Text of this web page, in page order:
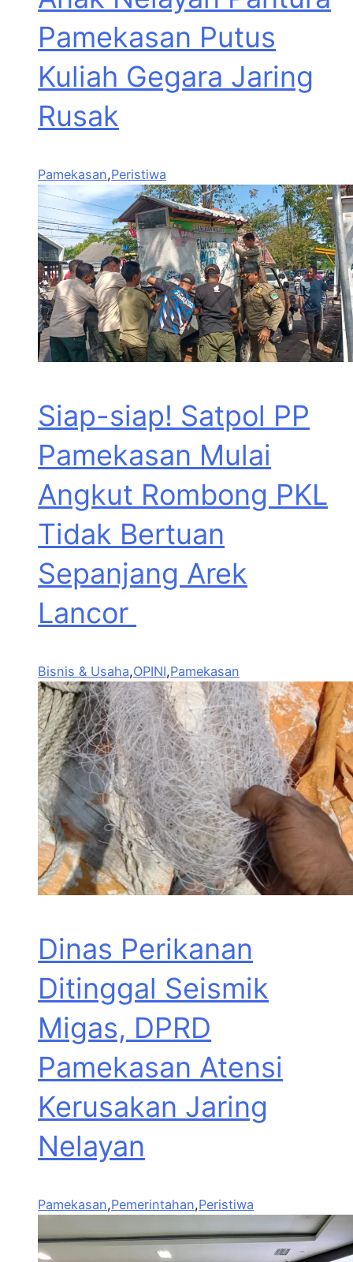
Pamekasan Putus
Kuliah Gegara Jaring
Rusak
Pamekasan,Peristiwa
Siap-siap! Satpol PP
Pamekasan Mulai
Angkut Rombong PKL
Tidak Bertuan
Sepanjang Arek
Lancor
Bisnis & Usaha,OPINI,Pamekasan
Dinas Perikanan
Ditinggal Seismik
Migas, DPRD
Pamekasan Atensi
Kerusakan Jaring
Nelayan
Pamekasan,Pemerintahan,Peristiwa